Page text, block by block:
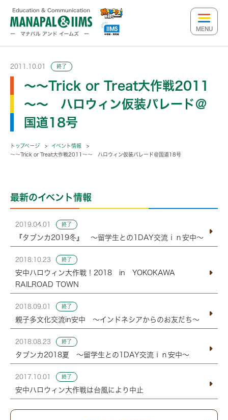
MENU
2011.10.01 終了
～～Trick or Treat大作戦2011
～～ ハロウィン仮装パレード＠
国道18号
トップページ
イベント情報
～～Trick or Treat大作戦2011～～ ハロウィン仮装パレード＠国道18号
最新のイベント情報
2019.04.01 終了
『タブンカ2019冬』 ～留学生との1DAY交流ｉｎ安中～
2018.10.23 終了
安中ハロウィン大作戦！2018 in YOKOKAWA
RAILROAD TOWN
2018.09.01 終了
親子多文化交流in安中 ～インドネシアからのお友だち～
2018.08.23 終了
タブンカ2018夏 ～留学生との1DAY交流ｉｎ安中～
2017.10.01 終了
安中ハロウィン大作戦は台風により中止